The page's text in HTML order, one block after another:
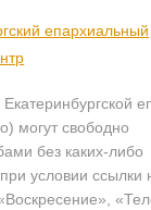
епархиальный
могут свободно
без каких-либо
условии ссылки